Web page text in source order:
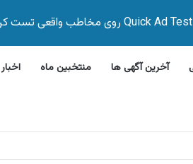
آخرین آگهی ها منتخبین ماه اخبار